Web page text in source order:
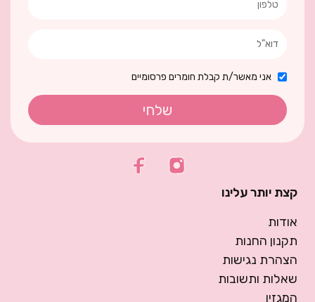
אני מאשר/ת קבלת חומרים פרסומיים
שלחי
קצת יותר עלינו
אודות
תקנון החנות
הצהרת נגישות
שאלות ותשובות
המגזין